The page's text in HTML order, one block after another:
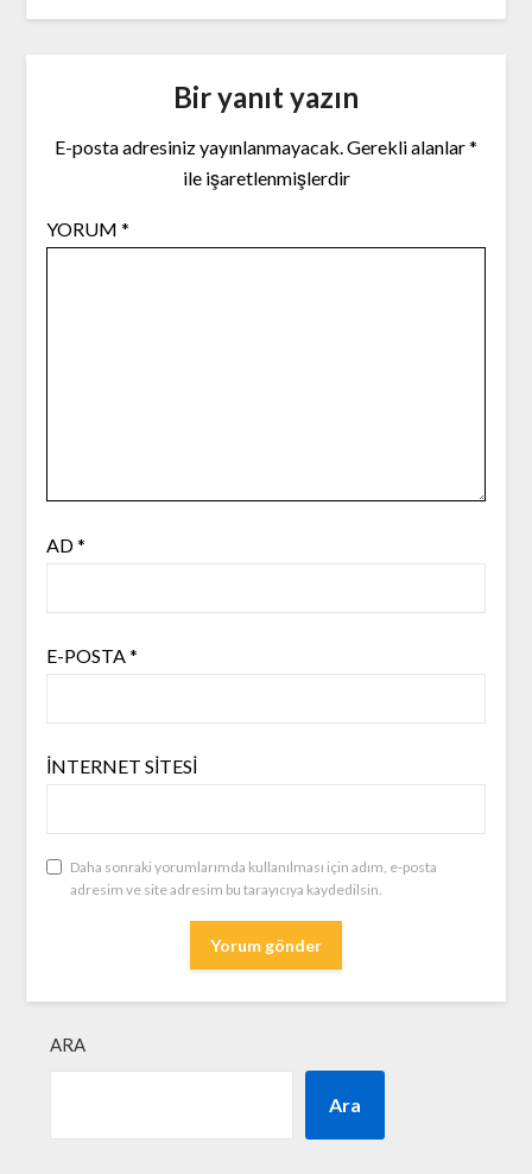
Bir yanıt yazın
E-posta adresiniz yayınlanmayacak.Gerekli alanlar*
ile işaretlenmişlerdir
YORUM *
AD*
E-POSTA*
İNTERNET SITESI
Daha sonraki yorumlarımda kullanılması için adım, e-posta
adresim ve site adresim bu tarayıcıya kaydedilsin.
ARA
Ara